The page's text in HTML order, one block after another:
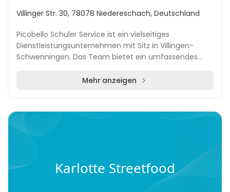
Villinger Str. 30, 78078 Niedereschach, Deutschland
Picobello Schuler Service ist ein vielseitiges
Dienstleistungsunternehmen mit Sitz in Villingen-
Schwenningen. Das Team bietet ein umfassendes
Mehr anzeigen
Karlotte Streetfood